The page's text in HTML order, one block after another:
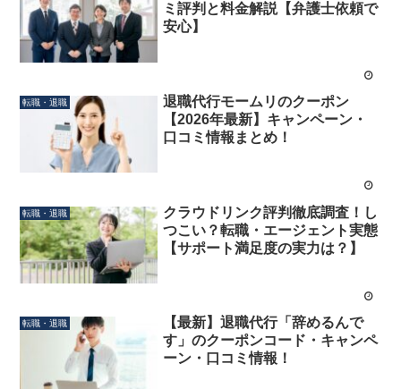
ミ評判と料金解説【弁護士依頼で
安心】
転職・退職
退職代行モームリのクーポン
【2026年最新】キャンペーン・
口コミ情報まとめ！
転職・退職
クラウドリンク評判徹底調査！し
つこい？転職・エージェント実態
【サポート満足度の実力は？】
転職・退職
【最新】退職代行「辞めるんで
す」のクーポンコード・キャンペ
ーン・口コミ情報！